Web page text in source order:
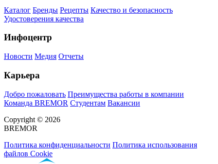
Каталог Бренды Рецепты Качество и безопасность
Удостоверения качества
Инфоцентр
Новости Медия Отчеты
Карьера
Добро пожаловать Преимущества работы в компании
Команда BREMOR Студентам Вакансии
Copyright © 2026
BREMOR
Политика конфиденциальности Политика использования
файлов Cookie